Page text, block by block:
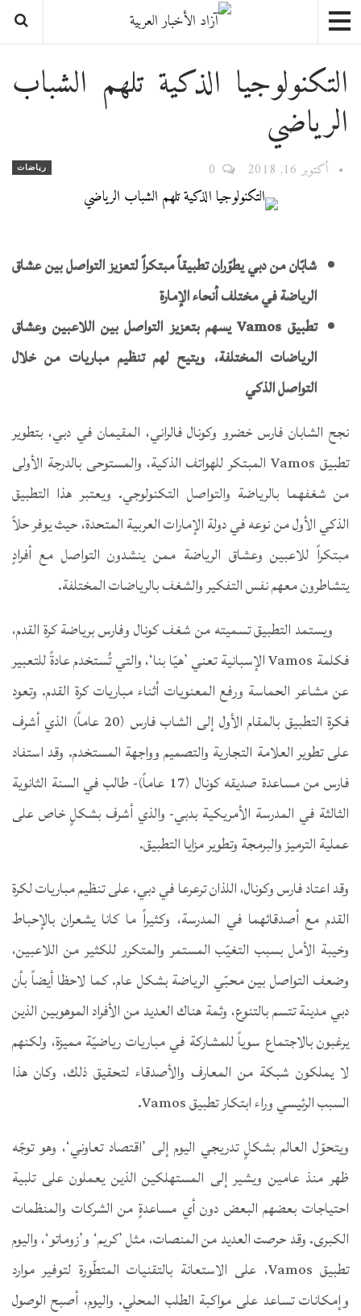
التكنولوجيا الذكية تلهم الشباب
الرياضي
رياضات أكتوبر 16, 2018
شابّان من دبي يطوّران تطبيقاً مبتكراً لتعزيز التواصل بين عشاق
الرياضة في مختلف أنحاء الإمارة
تطبيق Vamos يسهم بتعزيز التواصل بين اللاعبين وعشاق
الرياضات المختلفة، ويتيح لهم تنظيم مباريات من خلال
التواصل الذكي
نجح الشابان فارس خضرو وكونال فالراني، المقيمان في دبي، بتطوير
تطبيق Vamos المبتكر للهواتف الذكية، والمستوحى بالدرجة الأولى
من شغفهما بالرياضة والتواصل التكنولوجي. ويعتبر هذا التطبيق
الذكي الأول من نوعه في دولة الإمارات العربية المتحدة، حيث يوفر حلاً
مبتكراً للاعبين وعشاق الرياضة ممن ينشدون التواصل مع أفرادٍ
يتشاطرون معهم نفس التفكير والشغف بالرياضات المختلفة.
ويستمد التطبيق تسميته من شغف كونال وفارس برياضة كرة القدم،
فكلمة Vamos الإسبانية تعني ’هيّا بنا‘، والتي تُستخدم عادةً للتعبير
عن مشاعر الحماسة ورفع المعنويات أثناء مباريات كرة القدم. وتعود
فكرة التطبيق بالمقام الأول إلى الشاب فارس (20 عاماً) الذي أشرف
على تطوير العلامة التجارية والتصميم وواجهة المستخدم. وقد استفاد
فارس من مساعدة صديقه كونال (17 عاماً)- طالب في السنة الثانوية
الثالثة في المدرسة الأمريكية بدبي- والذي أشرف بشكلٍ خاص على
عملية الترميز والبرمجة وتطوير مزايا التطبيق.
وقد اعتاد فارس وكونال، اللذان ترعرعا في دبي، على تنظيم مباريات لكرة
القدم مع أصدقائهما في المدرسة، وكثيراً ما كانا يشعران بالإحباط
وخيبة الأمل بسبب التغيّب المستمر والمتكرر للكثير من اللاعبين،
وضعف التواصل بين محبّي الرياضة بشكل عام. كما لاحظا أيضاً بأن
دبي مدينة تتسم بالتنوع، وثمة هناك العديد من الأفراد الموهوبين الذين
يرغبون بالاجتماع سوياً للمشاركة في مباريات رياضيّة مميزة، ولكنهم
لا يملكون شبكة من المعارف والأصدقاء لتحقيق ذلك، وكان هذا
السبب الرئيسي وراء ابتكار تطبيق Vamos.
ويتحوّل العالم بشكلٍ تدريجي اليوم إلى ’اقتصاد تعاوني‘، وهو توجّه
ظهر منذ عامين ويشير إلى المستهلكين الذين يعملون على تلبية
احتياجات بعضهم البعض دون أي مساعدةٍ من الشركات والمنظمات
الكبرى. وقد حرصت العديد من المنصات، مثل ’كريم‘ و’زوماتو‘، واليوم
تطبيق Vamos، على الاستعانة بالتقنيات المتطّورة لتوفير موارد
وإمكانات تساعد على مواكبة الطلب المحلي. واليوم، أصبح الوصول